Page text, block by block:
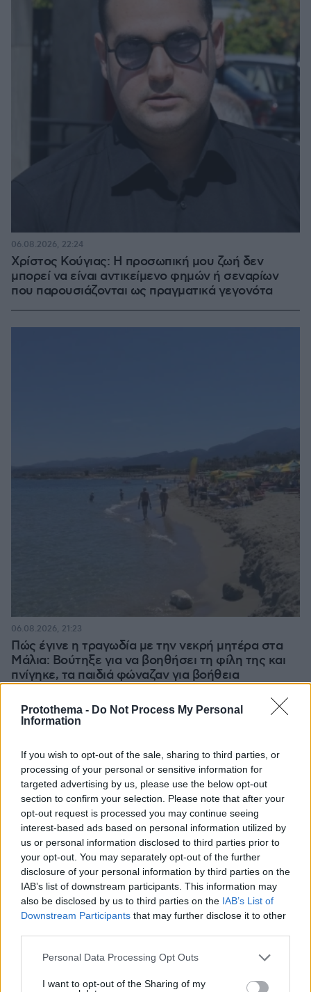
Protothema - Do Not Process My Personal
Information
If you wish to opt-out of the sale, sharing to third parties, or
processing of your personal or sensitive information for
targeted advertising by us, please use the below opt-out
section to confirm your selection. Please note that after your
opt-out request is processed you may continue seeing
interest-based ads based on personal information utilized by
us or personal information disclosed to third parties prior to
your opt-out. You may separately opt-out of the further
disclosure of your personal information by third parties on the
IAB’s list of downstream participants. This information may
also be disclosed by us to third parties on the IAB’s List of
Downstream Participants that may further disclose it to other
Please note that this website/app uses one or more Google
not limited to your visit or usage behaviour. You may click to
Personal Data Processing Opt Outs
I want to opt-out of the Sharing of my
Χρίστος Κούγιας: Η προσωπική μου ζωή δεν
μπορεί να είναι αντικείμενο φημών ή σεναρίων
που παρουσιάζονται ως πραγματικά γεγονότα
06.08.2026, 22:24
Πώς έγινε η τραγωδία με την νεκρή μητέρα στα
Μάλια: Βούτηξε για να βοηθήσει τη φίλη της και
πνίγηκε, τα παιδιά φώναζαν για βοήθεια
06.08.2026, 21:23
Γιατί δεν έσωσα το κουτάβι: Ο
αγέλη λύκων εξηγεί γιατί δεν
επενέβη, όταν το είδε άρρωστο
06.08.2026, 19:34
Προϊόν εργαστηρίου ή της φύσης ο
κορωνοϊός; Άλλα έλεγε δημόσια ο
Φάουτσι και άλλα ιδιωτικά, αρνήθηκε
100 φορές να απαντήσει στο
Κογκρέσο
06.08.2026, 21:40 177
Αριστοτέλης Δαμίγος: Σε κλίμα
συντονιστή που σκοτώθηκε μετά τη